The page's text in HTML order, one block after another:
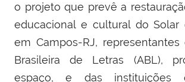
o projeto que prevê a
educacional e cultural do Solar
em Campos-RJ, representantes
Brasileira de Letras (ABL),
espaço, e das instituições